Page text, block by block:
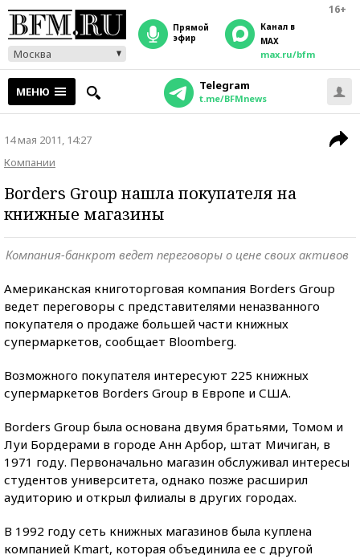
16+
Москва
прямой
эфир
Канал в
MAX
max.ru/bfm
МЕНЮ Telegram
t.me/BFMnews
14 мая 2011, 14:27
Компании
Borders Group нашла покупателя на
книжные магазины
Компания-банкрот ведет переговоры о цене своих активов
Американская книготорговая компания Borders Group
ведет переговоры с представителями неназванного
покупателя о продаже большей части книжных
супермаркетов, сообщает Bloomberg.
Возможного покупателя интересуют 225 книжных
супермаркетов Borders Group в Европе и США.
Borders Group была основана двумя братьями, Томом и
Луи Бордерами в городе Анн Арбор, штат Мичиган, в
1971 году. Первоначально магазин обслуживал интересы
студентов университета, однако позже расширил
аудиторию и открыл филиалы в других городах.
В 1992 году сеть книжных магазинов была куплена
компанией Kmart, которая объединила ее с другой